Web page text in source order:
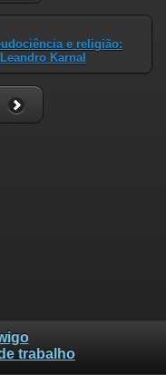
e religião:
Karnal
trabalho